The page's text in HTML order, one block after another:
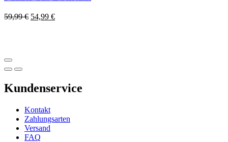
59,99€ 54,99 €
Kundenservice
Kontakt
Zahlungsarten
Versand
FAQ